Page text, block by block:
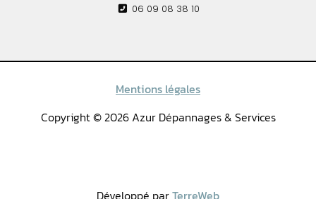
06 09 08 38 10
Mentions légales
Copyright © 2026 Azur Dépannages & Services